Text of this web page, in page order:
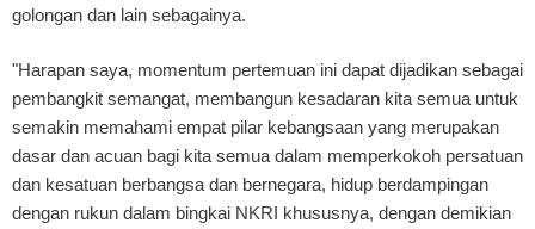
golongan dan lain sebagainya.
"Harapan saya, momentum pertemuan ini dapat dijadikan sebagai
pembangkit semangat, membangun kesadaran kita semua untuk
semakin memahami empat pilar kebangsaan yang merupakan
dasar dan acuan bagi kita semua dalam memperkokoh persatuan
dan kesatuan berbangsa dan bernegara, hidup berdampingan
dengan rukun dalam bingkai NKRI khususnya, dengan demikian